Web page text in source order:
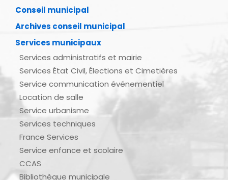
Conseil municipal
Archives conseil municipal
Services municipaux
Services administratifs et mairie
Services État Civil, Élections et Cimetières
Service communication événementiel
Location de salle
Service urbanisme
Services techniques
France Services
Service enfance et scolaire
CCAS
Bibliothèque municipale